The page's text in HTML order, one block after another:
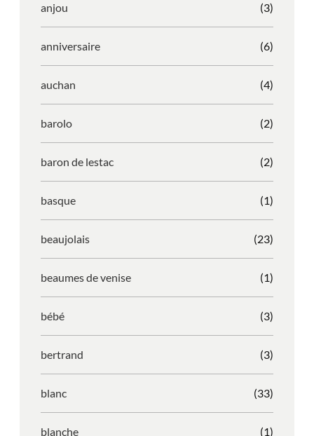
anjou (3)
anniversaire (6)
auchan (4)
barolo (2)
baron de lestac (2)
basque (1)
beaujolais (23)
beaumes de venise (1)
bébé (3)
bertrand (3)
blanc (33)
blanche (1)